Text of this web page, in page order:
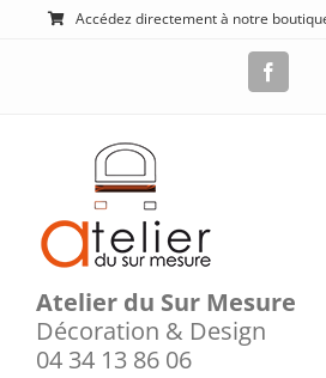
Passer
Accédez directement à notre
Atelier du Sur Mesure
Décoration & Design
04 34 13 86 06